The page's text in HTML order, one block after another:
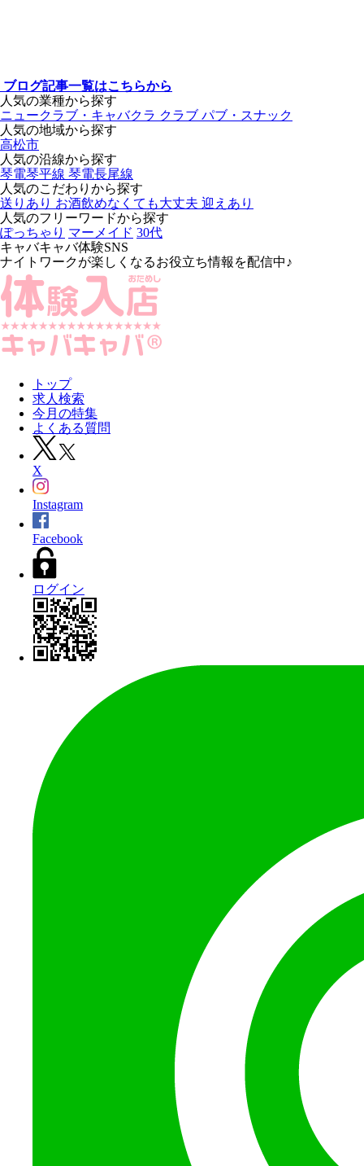
ブログ記事一覧はこちらから
人気の業種から探す
ニュークラブ・キャバクラ クラブ パブ・スナック
人気の地域から探す
高松市
人気の沿線から探す
琴電琴平線 琴電長尾線
人気のこだわりから探す
送りあり お酒飲めなくても大丈夫 迎えあり
人気のフリーワードから探す
ぽっちゃり マーメイド 30代
キャバキャバ体験SNS
ナイトワークが楽しくなるお役立ち情報を配信中♪
トップ
求人検索
今月の特集
よくある質問
X
Instagram
Facebook
ログイン